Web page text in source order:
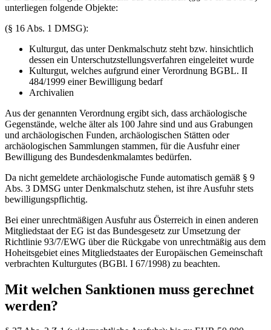
unterliegen folgende Objekte:
(§ 16 Abs. 1 DMSG):
Kulturgut, das unter Denkmalschutz steht bzw. hinsichtlich
dessen ein Unterschutzstellungsverfahren eingeleitet wurde
Kulturgut, welches aufgrund einer Verordnung BGBL. II
484/1999 einer Bewilligung bedarf
Archivalien
Aus der genannten Verordnung ergibt sich, dass archäologische
Gegenstände, welche älter als 100 Jahre sind und aus Grabungen
und archäologischen Funden, archäologischen Stätten oder
archäologischen Sammlungen stammen, für die Ausfuhr einer
Bewilligung des Bundesdenkmalamtes bedürfen.
Da nicht gemeldete archäologische Funde automatisch gemäß § 9
Abs. 3 DMSG unter Denkmalschutz stehen, ist ihre Ausfuhr stets
bewilligungspflichtig.
Bei einer unrechtmäßigen Ausfuhr aus Österreich in einen anderen
Mitgliedstaat der EG ist das Bundesgesetz zur Umsetzung der
Richtlinie 93/7/EWG über die Rückgabe von unrechtmäßig aus dem
Hoheitsgebiet eines Mitgliedstaates der Europäischen Gemeinschaft
verbrachten Kulturgutes (BGBl. I 67/1998) zu beachten.
Mit welchen Sanktionen muss gerechnet
werden?